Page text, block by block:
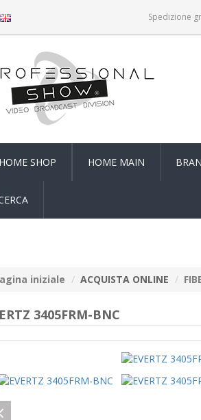
Spedizione
HOME SHOP HOME MAIN
iniziale ACQUISTA ONLINE
3405FRM-BNC